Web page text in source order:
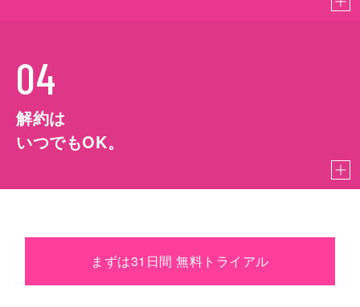
04
解約は
いつでもOK。
まずは31日間 無料トライアル